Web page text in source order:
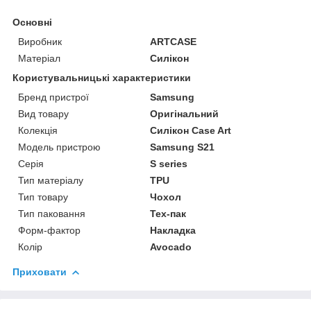
Основні
Виробник
ARTCASE
Матеріал
Силікон
Користувальницькі характеристики
Бренд пристрої
Samsung
Вид товару
Оригінальний
Колекція
Силікон Case Art
Модель пристрою
Samsung S21
Серія
S series
Тип матеріалу
TPU
Тип товару
Чохол
Тип паковання
Тех-пак
Форм-фактор
Накладка
Колір
Avocado
Приховати